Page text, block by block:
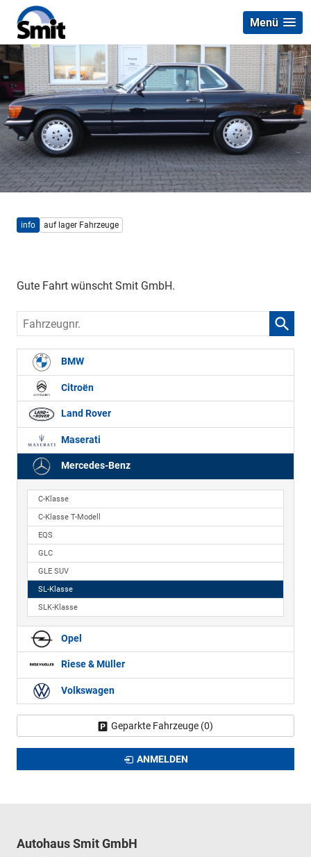
Menü
info auf lager Fahrzeuge
Gute Fahrt wünscht Smit GmbH.
Fahrzeugnr.
BMW
Citroën
Land Rover
Maserati
Mercedes-Benz
C-Klasse
C-Klasse T-Modell
EQS
GLC
GLE SUV
SL-Klasse
SLK-Klasse
Opel
Riese & Müller
Volkswagen
Geparkte Fahrzeuge (0)
ANMELDEN
Autohaus Smit GmbH